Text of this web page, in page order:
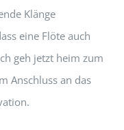
Klänge
eine Flöte auch
geh jetzt heim zum
Anschluss an das